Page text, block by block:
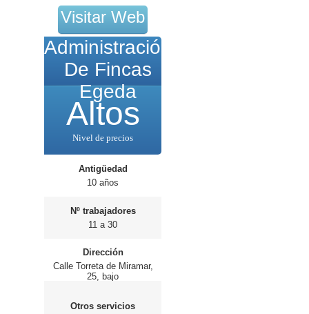
Visitar Web
Administración
De Fincas
Egeda
Altos
Nivel de precios
Antigüedad
10 años
Nº trabajadores
11 a 30
Dirección
Calle Torreta de Miramar,
25, bajo
Otros servicios